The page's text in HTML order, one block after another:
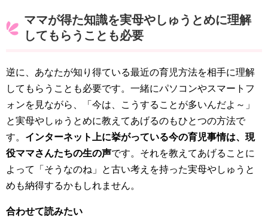
ママが得た知識を実母やしゅうとめに理解
してもらうことも必要
逆に、あなたが知り得ている最近の育児方法を相手に理解
してもらうことも必要です。一緒にパソコンやスマートフ
ォンを見ながら、「今は、こうすることが多いんだよ～」
と実母やしゅうとめに教えてあげるのもひとつの方法で
す。 インターネット上に挙がっている今の育児事情は、現
役ママさんたちの生の声です。それを教えてあげることに
よって「そうなのね」と古い考えを持った実母やしゅうと
めも納得するかもしれません。
合わせて読みたい